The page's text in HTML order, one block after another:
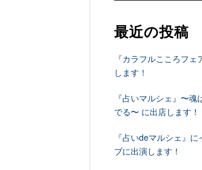
最近の投稿
『カラフルこころフ
します！
『占いマルシェ』〜魂
でる〜 に出店します！
『占いdeマルシェ』
ブに出演します！